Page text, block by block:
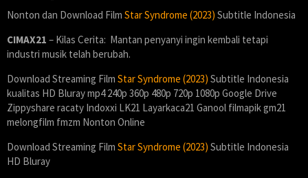
Nonton dan Download Film Star Syndrome (2023) Subtitle Indonesia
CIMAX21 – Kilas Cerita: Mantan penyanyi ingin kembali tetapi
industri musik telah berubah.
Download Streaming Film Star Syndrome (2023) Subtitle Indonesia
kualitas HD Bluray mp4 240p 360p 480p 720p 1080p Google Drive
Zippyshare racaty Indoxxi LK21 Layarkaca21 Ganool filmapik gm21
melongfilm fmzm Nonton Online
Download Streaming Film Star Syndrome (2023) Subtitle Indonesia
HD Bluray